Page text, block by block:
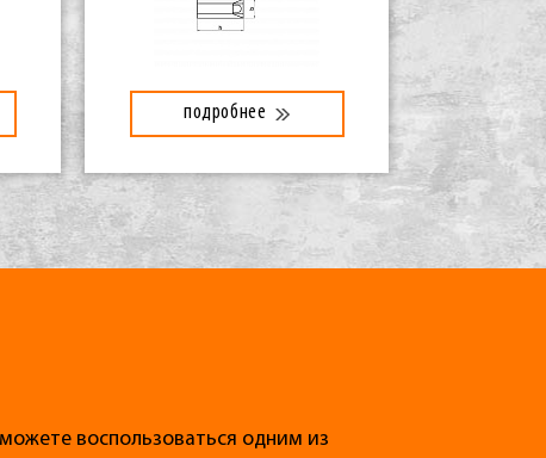
подробнее
воспользоваться одним из